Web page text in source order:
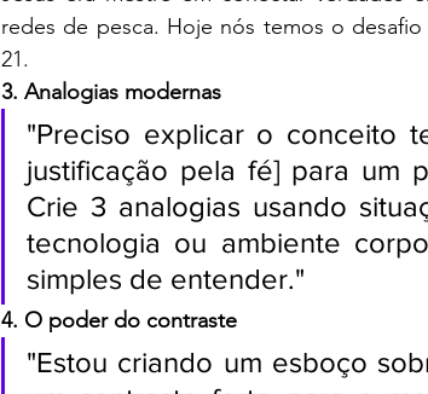
redes de pesca. Hoje nós temos o
21.
3. Analogias modernas
"Preciso explicar o conceito
justificação pela fé] para um
Crie 3 analogias usando
tecnologia ou ambiente
simples de entender."
4. O poder do contraste
"Estou criando um esboço